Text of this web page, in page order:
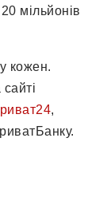
мільйонів
кожен.
,